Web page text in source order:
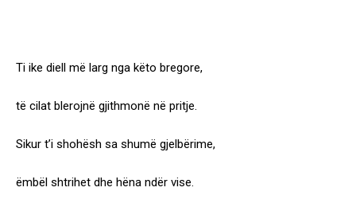
Ti ike diell më larg nga këto bregore,
të cilat blerojnë gjithmonë në pritje.
Sikur t’i shohësh sa shumë gjelbërime,
ëmbël shtrihet dhe hëna ndër vise.